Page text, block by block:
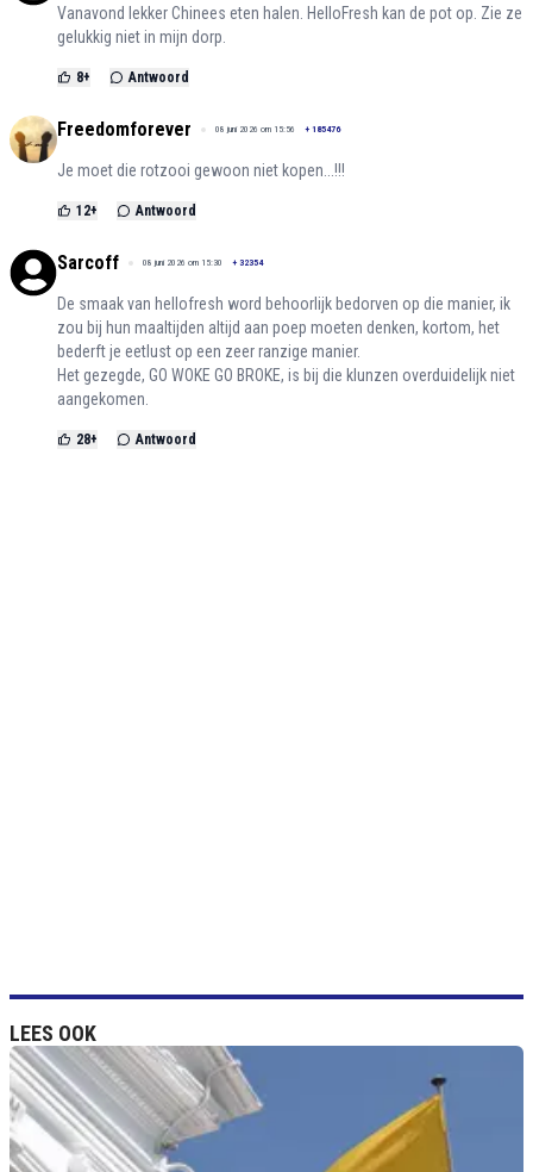
Vanavond lekker Chinees eten halen. HelloFresh kan de pot op. Zie ze
gelukkig niet in mijn dorp.
8+ Antwoord
Freedomforever 08 juni 2026 om 15:56 + 185476
Je moet die rotzooi gewoon niet kopen...!!!
12+ Antwoord
Sarcoff 08 juni 2026 om 15:30 + 32354
De smaak van hellofresh word behoorlijk bedorven op die manier, ik
zou bij hun maaltijden altijd aan poep moeten denken, kortom, het
bederft je eetlust op een zeer ranzige manier.
Het gezegde, GO WOKE GO BROKE, is bij die klunzen overduidelijk niet
aangekomen.
28+ Antwoord
LEES OOK